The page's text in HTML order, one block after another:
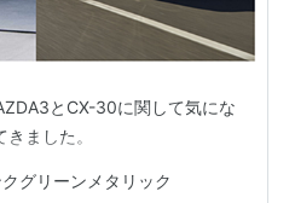
とCX-30に関して気にな
ました。
グリーンメタリック